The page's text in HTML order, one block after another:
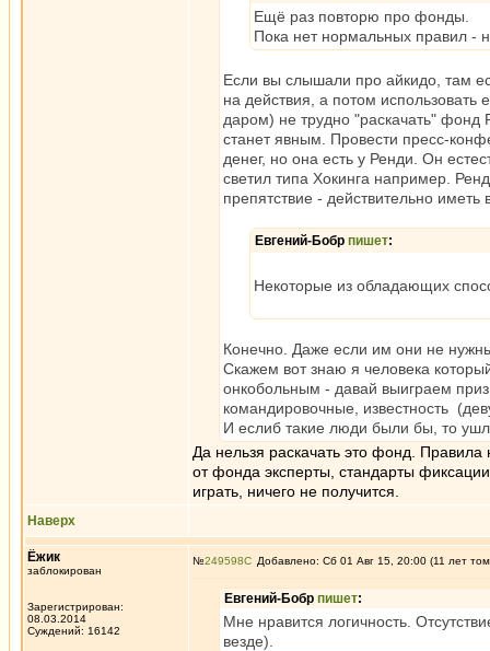
Ещё раз повторю про фонды.
Пока нет нормальных правил -
Если вы слышали про айкидо, там
на действия, а потом
даром) не трудно "раскачать"
станет явным. Провести пресс-
денег, но она есть у Ренди. Он
светил типа Хокинга например.
препятствие - действительно
Евгений-Бобр пишет:
Некоторые из обладающих
Конечно. Даже если им они не
Скажем вот знаю я человека
онкобольным - давай выиграем
командировочные, известность
И еслиб такие люди были бы, то
Да нельзя раскачать это фонд.
от фонда эксперты, стандарты
играть, ничего не получится.
Наверх
Ёжик
заблокирован
Зарегистрирован:
08.03.2014
Суждений: 16142
№249598 Добавлено: Сб 01 Авг 15, 20:00 (11 лет
Евгений-Бобр пишет:
Мне нравится логичность.
везде).